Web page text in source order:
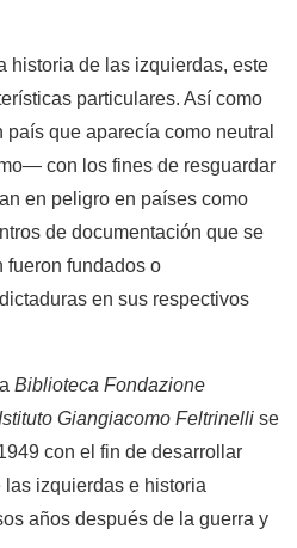
historia de las izquierdas, este
particulares. Así como
que aparecía como neutral
con los fines de resguardar
en peligro en países como
de documentación que se
fueron fundados o
en sus respectivos
Biblioteca Fondazione
Giangiacomo Feltrinelli se
con el fin de desarrollar
izquierdas e historia
años después de la guerra y